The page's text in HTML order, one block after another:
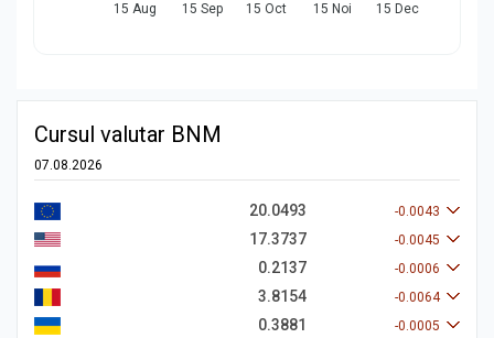
15 Aug 15 Sep 15 Oct 15 Noi 15 Dec
Cursul valutar BNM
07.08.2026
20.0493 -0.0043
17.3737 -0.0045
0.2137 -0.0006
3.8154 -0.0064
0.3881 -0.0005